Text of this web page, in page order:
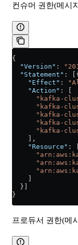
컨슈머 권한(메시
{
  "Version"
:
  "Statement"
: [{
    "Effect"
:
    "Action"
: [
"kafka-
"kafka-
"kafka-
"kafka-
"kafka-
    ],
    "Resource"
: [
  }]
}
프로듀서 권한(메